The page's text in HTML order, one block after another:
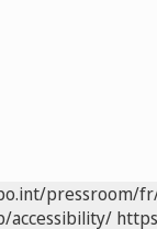
pressroom/
accessibility/